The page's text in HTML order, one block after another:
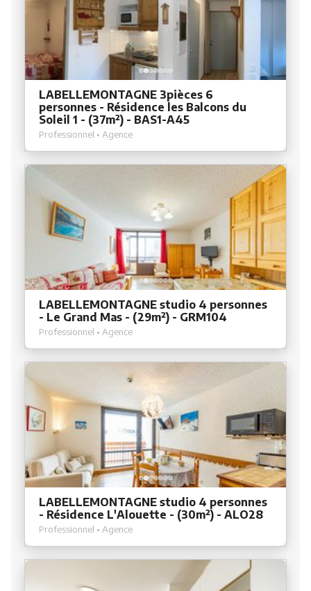
LABELLEMONTAGNE 3pièces 6
personnes - Résidence les Balcons du
Soleil 1 - (37m²) - BAS1-A45
Professionnel • Agence
LABELLEMONTAGNE studio 4 personnes
- Le Grand Mas - (29m²) - GRM104
Professionnel • Agence
LABELLEMONTAGNE studio 4 personnes
- Résidence L'Alouette - (30m²) - ALO28
Professionnel • Agence